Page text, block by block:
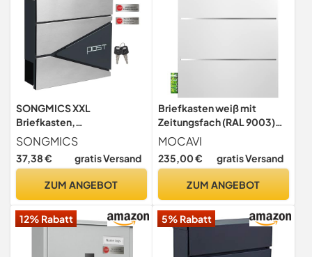
SONGMICS XXL
Briefkasten,
abschließbarer
Wandbriefkasten, mit
Zeitungsfach, einfache
anthrazit-silbern GMB51AS
SONGMICS
37,38 € gratis Versand
ZUM ANGEBOT
Briefkasten weiß mit
Zeitungsfach (RAL 9003)
MOCAVI Box 141
Postkasten Edelstahl-
Detail V2A Wand-
Zeitungsrolle groß modern
DIN A4
MOCAVI
235,00 € gratis Versand
ZUM ANGEBOT
12% Rabatt 5% Rabatt